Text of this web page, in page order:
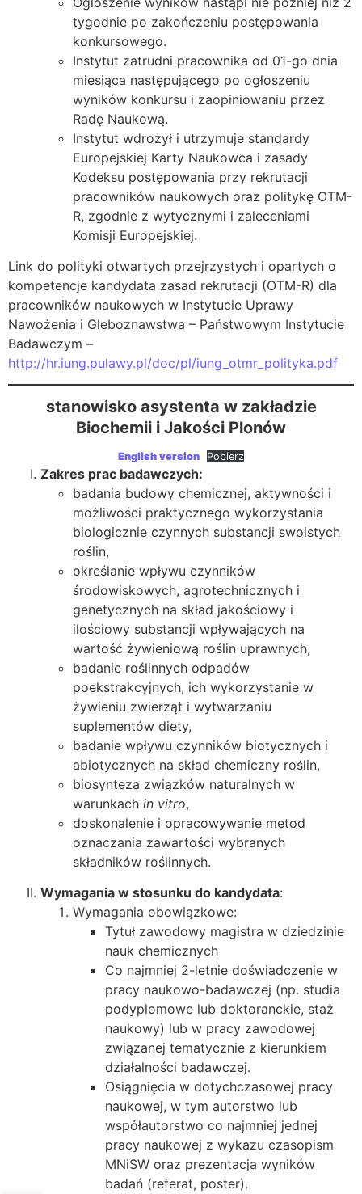
tygodnie po zakończeniu postępowania
konkursowego.
Instytut zatrudni pracownika od 01-go dnia
miesiąca następującego po ogłoszeniu
wyników konkursu i zaopiniowaniu przez
Radę Naukową.
Instytut wdrożył i utrzymuje standardy
Europejskiej Karty Naukowca i zasady
Kodeksu postępowania przy rekrutacji
pracowników naukowych oraz politykę OTM-
R, zgodnie z wytycznymi i zaleceniami
Komisji Europejskiej.
Link do polityki otwartych przejrzystych i opartych o
kompetencje kandydata zasad rekrutacji (OTM-R) dla
pracowników naukowych w Instytucie Uprawy
Nawożenia i Gleboznawstwa – Państwowym Instytucie
Badawczym –
http://hr.iung.pulawy.pl/doc/pl/iung_otmr_polityka.pdf
stanowisko asystenta w zakładzie
Biochemii i Jakości Plonów
English version Pobierz
Zakres prac badawczych:
badania budowy chemicznej, aktywności i
możliwości praktycznego wykorzystania
biologicznie czynnych substancji swoistych
roślin,
określanie wpływu czynników
środowiskowych, agrotechnicznych i
genetycznych na skład jakościowy i
ilościowy substancji wpływających na
wartość żywieniową roślin uprawnych,
badanie roślinnych odpadów
poekstrakcyjnych, ich wykorzystanie w
żywieniu zwierząt i wytwarzaniu
suplementów diety,
badanie wpływu czynników biotycznych i
abiotycznych na skład chemiczny roślin,
biosynteza związków naturalnych w
warunkach in vitro,
doskonalenie i opracowywanie metod
oznaczania zawartości wybranych
składników roślinnych.
Wymagania w stosunku do kandydata:
Wymagania obowiązkowe:
Tytuł zawodowy magistra w dziedzinie
nauk chemicznych
Co najmniej 2-letnie doświadczenie w
pracy naukowo-badawczej (np. studia
podyplomowe lub doktoranckie, staż
naukowy) lub w pracy zawodowej
związanej tematycznie z kierunkiem
działalności badawczej.
Osiągnięcia w dotychczasowej pracy
naukowej, w tym autorstwo lub
współautorstwo co najmniej jednej
pracy naukowej z wykazu czasopism
MNiSW oraz prezentacja wyników
badań (referat, poster).